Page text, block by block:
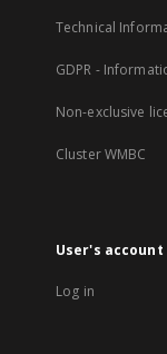
Technical
GDPR -
Non-exclusive
Cluster WMBC
User's account
Log in